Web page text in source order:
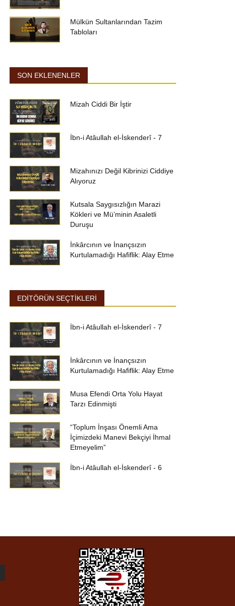
Mülkün Sultanlarından Tazim
Tabloları
SON EKLENENLER
Mizah Ciddi Bir İştir
İbn-i Atâullah el-İskenderî - 7
Mizahınızı Değil Kibrinizi Ciddiye
Alıyoruz
Kutsala Saygısızlığın Marazi
Kökleri ve Mü’minin Asaletli
Duruşu
İnkârcının ve İnançsızın
Kurtulamadığı Hafiflik: Alay Etme
EDİTÖRÜN SEÇTİKLERİ
İbn-i Atâullah el-İskenderî - 7
İnkârcının ve İnançsızın
Kurtulamadığı Hafiflik: Alay Etme
Musa Efendi Orta Yolu Hayat
Tarzı Edinmişti
“Toplum İnşası Önemli Ama
İçimizdeki Manevi Bekçiyi İhmal
Etmeyelim”
İbn-i Atâullah el-İskenderî - 6